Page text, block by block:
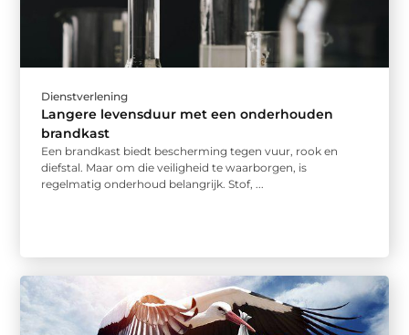
Dienstverlening
Langere levensduur met een onderhouden
brandkast
Een brandkast biedt bescherming tegen vuur, rook en
diefstal. Maar om die veiligheid te waarborgen, is
regelmatig onderhoud belangrijk. Stof, ...